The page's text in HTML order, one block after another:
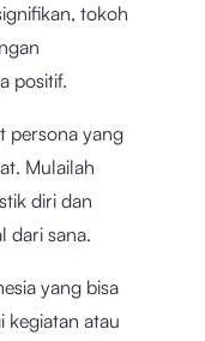
tokoh
positif.
persona yang
Mulailah
diri dan
dari sana.
yang bisa
kegiatan atau